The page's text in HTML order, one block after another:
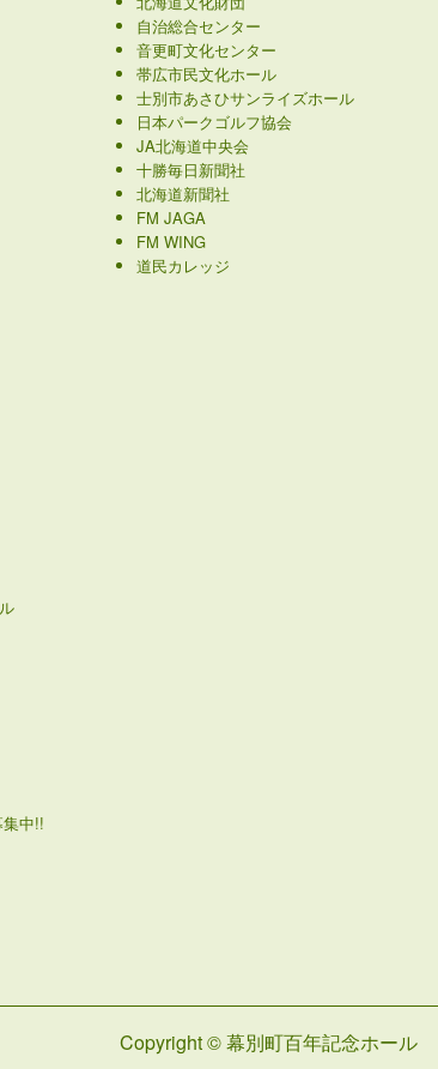
中!!
自治総合センター
音更町文化センター
帯広市民文化ホール
士別市あさひサンライズホール
日本パークゴルフ協会
JA北海道中央会
十勝毎日新聞社
北海道新聞社
FM JAGA
FM WING
道民カレッジ
Copyright © 幕別町百年記念ホール